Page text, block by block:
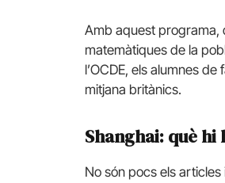
Amb aquest programa,
matemàtiques de la
l’OCDE, els alumnes
mitjana britànics.
Shanghai: què
No són pocs els